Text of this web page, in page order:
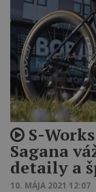
S-
Sagana
detaily a
10. MÁJA 2021 12:07